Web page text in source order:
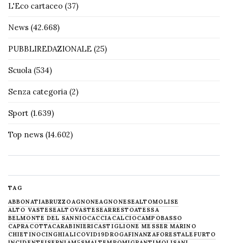
L'Eco cartaceo (37)
News (42.668)
PUBBLIREDAZIONALE (25)
Scuola (534)
Senza categoria (2)
Sport (1.639)
Top news (14.602)
TAG
ABBONATIABRUZZOAGNONEAGNONESEALTOMOLISE
ALTO VASTESEALTOVASTESEARRESTOATESSA
BELMONTE DEL SANNIOCACCIA CALCIOCAMPOBASSO
CAPRACOTTACARABINIERICASTIGLIONE MESSER MARINO
CHIETINOCINGHIALICOVID19DROGAFINANZAFORESTALE FURTO